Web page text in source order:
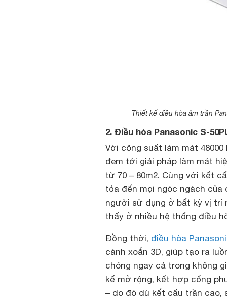
Thiết kế điều hòa âm trần
2. Điều hòa Panasonic S-
Với công suất làm mát 48000
đem tới giải pháp làm mát
từ 70 – 80m2. Cùng với kết
tỏa đến mọi ngóc ngách
người sử dụng ở bất kỳ vị trí
thấy ở nhiều hệ thống điều
Đồng thời, điều hòa
cánh xoắn 3D, giúp tạo ra
chóng ngay cả trong không
kế mở rộng, kết hợp cổng
– do đó dù kết cấu trần cao,